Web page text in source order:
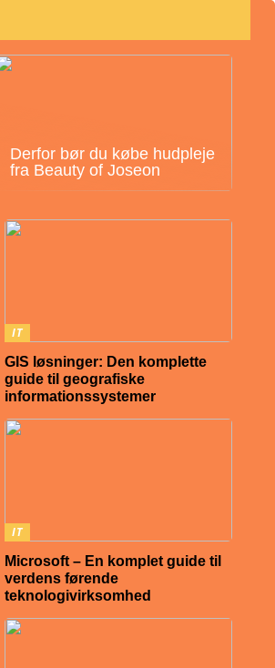
Derfor bør du købe hudpleje
fra Beauty of Joseon
IT
GIS løsninger: Den komplette
guide til geografiske
informationssystemer
IT
Microsoft – En komplet guide til
verdens førende
teknologivirksomhed